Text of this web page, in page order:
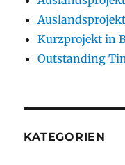
Kurzprojekt in
Outstanding
KATEGORIEN